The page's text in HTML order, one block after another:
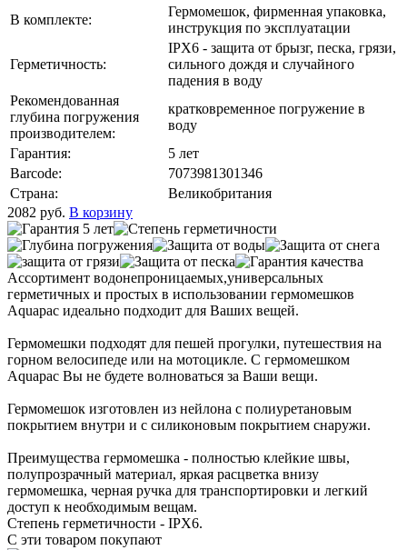
В комплекте:
Гермомешок, фирменная упаковка,
инструкция по эксплуатации
Герметичность:
IPX6 - защита от брызг, песка, грязи,
сильного дождя и случайного
падения в воду
Рекомендованная
глубина погружения
производителем:
кратковременное погружение в
воду
Гарантия:
5 лет
Barcode:
7073981301346
Страна:
Великобритания
2082 руб. В корзину
Ассортимент водонепроницаемых,универсальных
герметичных и простых в использовании гермомешков
Aquapac идеально подходит для Ваших вещей.
Гермомешки подходят для пешей прогулки, путешествия на
горном велосипеде или на мотоцикле. С гермомешком
Aquapac Вы не будете волноваться за Ваши вещи.
Гермомешок изготовлен из нейлона с полиуретановым
покрытием внутри и с силиконовым покрытием снаружи.
Преимущества гермомешка - полностью клейкие швы,
полупрозрачный материал, яркая расцветка внизу
гермомешка, черная ручка для транспортировки и легкий
доступ к необходимым вещам.
Степень герметичности - IPX6.
С эти товаром покупают